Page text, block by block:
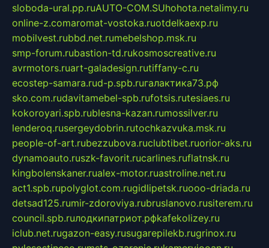
sloboda-ural.pp.ruAUTO-COM.SUhohota.netalimy.ru
online-z.comaromat-vostoka.ruotdelkaexp.ru
mobilvest.rubbd.net.rumebelshop.msk.ru
smp-forum.rubastion-td.rukosmoscreative.ru
avrmotors.ruart-galadesign.rutiffany-c.ru
ecostep-samara.rud-p.spb.ruгалактика73.рф
sko.com.rudavitamebel-spb.rufotsis.rutesiaes.ru
kokoroyari.spb.rublesna-kazan.rumossilver.ru
lenderoq.rusergeydobrin.rutochkazvuka.msk.ru
people-of-art.rubezzubova.ruclubtibet.ruorior-aks.ru
dynamoauto.ruszk-favorit.rucarlines.ruflatnsk.ru
kingbolenskaner.rualex-motor.ruastroline.net.ru
act1.spb.rupolyglot.com.rugidlipetsk.ruooo-driada.ru
detsad125.rumir-zdoroviya.rubruslanovo.rusiterem.ru
council.spb.ruлодкипатриот.рфkafekolizey.ru
iclub.net.rugazon-easy.rusugarepilekb.rugrinox.ru